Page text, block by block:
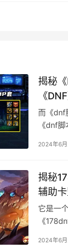
揭秘
《
而《dnf
《dnf
2024年6月
揭秘
辅助
它是一
《
2024年6月